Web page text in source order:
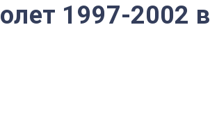
1997-2002 в